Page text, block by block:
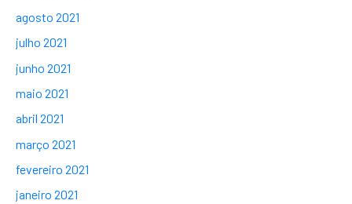
agosto 2021
julho 2021
junho 2021
maio 2021
abril 2021
março 2021
fevereiro 2021
janeiro 2021